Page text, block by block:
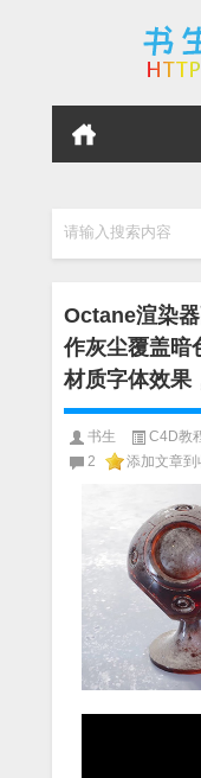
请输入搜索内容
Octane渲染
作灰尘覆盖暗
材质字体效果
书生 C4D教
2
添加文章到